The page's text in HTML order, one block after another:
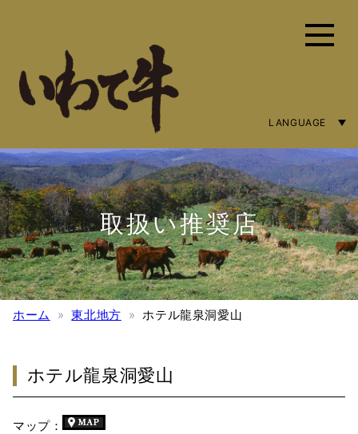
LANGUAGE
取扱い推奨店
ホーム 東北地方 ホテル龍泉洞愛山
ホテル龍泉洞愛山
マップ：